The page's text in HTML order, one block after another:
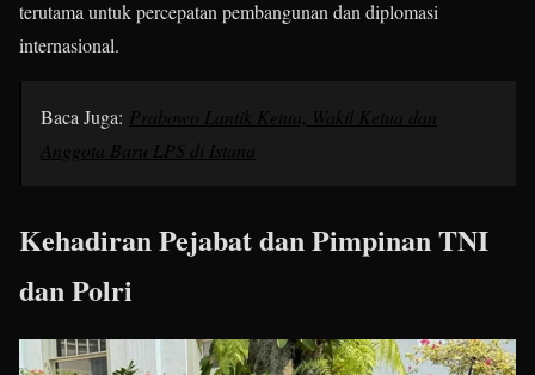
terutama untuk percepatan pembangunan dan diplomasi
internasional.
Baca Juga: Prabowo Lantik Ketua, Wakil Ketua dan
Anggota Baru LPS di Istana
Kehadiran Pejabat dan Pimpinan TNI
dan Polri